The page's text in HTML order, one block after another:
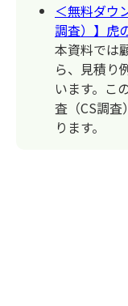
＜無料ダウ
調査）】虎
本資料では
ら、見積り
います。こ
査（CS調
ります。